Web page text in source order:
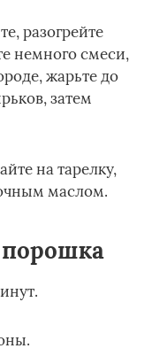
разогрейте
немного смеси,
жарьте до
затем
на тарелку,
маслом.
порошка